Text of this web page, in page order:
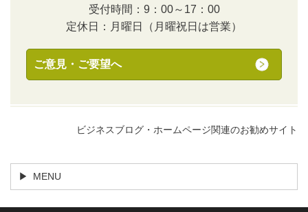
受付時間：9：00～17：00
定休日：月曜日（月曜祝日は営業）
ご意見・ご要望へ
ビジネスブログ・ホームページ関連のお勧めサイト
MENU